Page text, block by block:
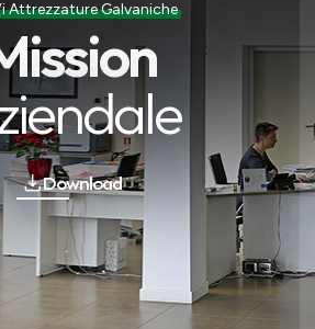
Attrezzature Galvaniche
Download